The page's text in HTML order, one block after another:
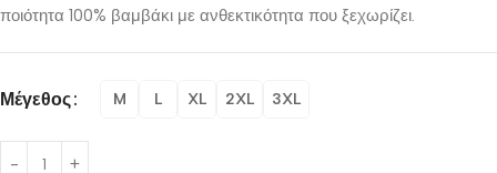
ποιότητα 100% βαμβάκι με ανθεκτικότητα που ξεχωρίζει.
Μέγεθος M L XL 2XL 3XL